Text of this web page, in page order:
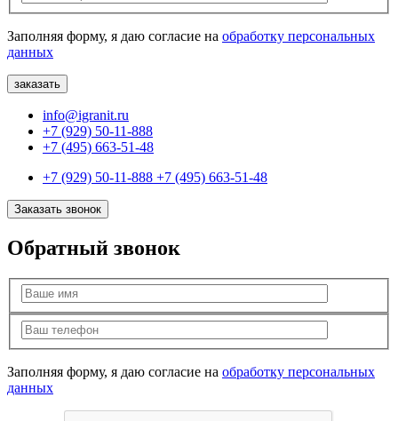
Заполняя форму, я даю согласие на обработку персональных
данных
info@igranit.ru
+7 (929) 50-11-888
+7 (495) 663-51-48
+7 (929) 50-11-888 +7 (495) 663-51-48
Заказать звонок
Обратный звонок
Заполняя форму, я даю согласие на обработку персональных
данных